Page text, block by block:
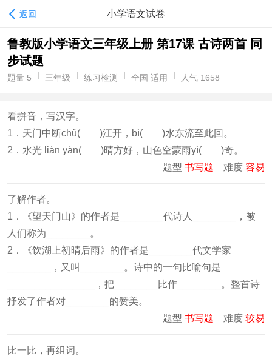
返回 小学语文试卷
鲁教版小学语文三年级上册 第17课 古诗两首 同
步试题
题量 5 三年级 练习检测 全国 适用 人气 1658
看拼音，写汉字。
1．天门中断chǔ( )江开，bì( )水东流至此回。
2．水光 liàn yàn( )晴方好，山色空蒙雨yì( )奇。
题型 书写题 难度 容易
了解作者。
1．《望天门山》的作者是________代诗人________，被
人们称为________。
2．《饮湖上初晴后雨》的作者是________代文学家
________，又叫________。诗中的一句比喻句是
________________，把________比作________。整首诗
抒发了作者对________的赞美。
题型 书写题 难度 较易
比一比，再组词。